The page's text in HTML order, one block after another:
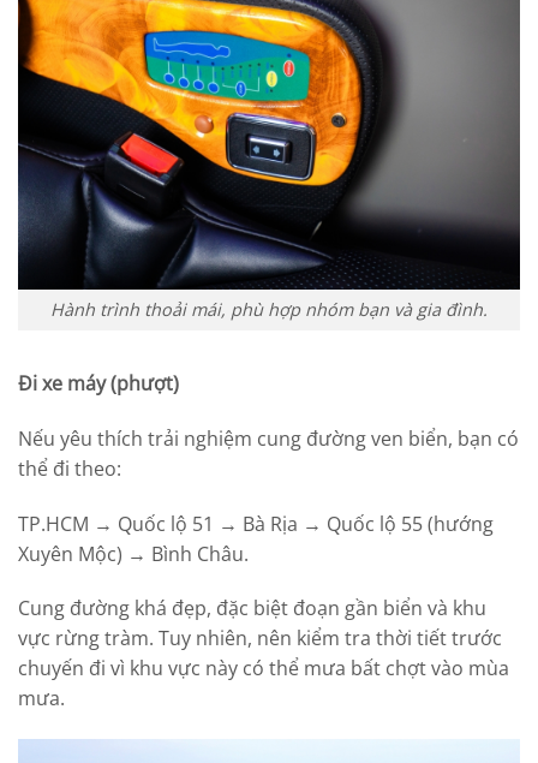
Hành trình thoải mái, phù hợp nhóm bạn và gia đình.
Đi xe máy (phượt)
Nếu yêu thích trải nghiệm cung đường ven biển, bạn có
thể đi theo:
TP.HCM → Quốc lộ 51 → Bà Rịa → Quốc lộ 55 (hướng
Xuyên Mộc) → Bình Châu.
Cung đường khá đẹp, đặc biệt đoạn gần biển và khu
vực rừng tràm. Tuy nhiên, nên kiểm tra thời tiết trước
chuyến đi vì khu vực này có thể mưa bất chợt vào mùa
mưa.